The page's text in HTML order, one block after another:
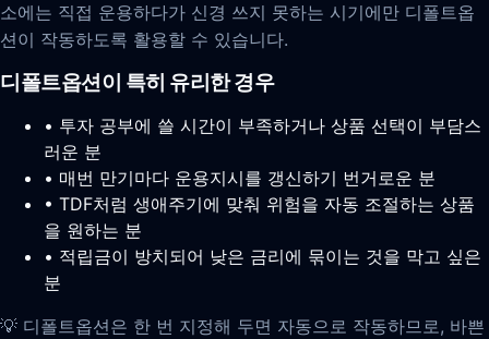
소에는 직접 운용하다가 신경 쓰지 못하는 시기에만 디폴트옵
션이 작동하도록 활용할 수 있습니다.
디폴트옵션이 특히 유리한 경우
• 투자 공부에 쓸 시간이 부족하거나 상품 선택이 부담스
러운 분
• 매번 만기마다 운용지시를 갱신하기 번거로운 분
• TDF처럼 생애주기에 맞춰 위험을 자동 조절하는 상품
을 원하는 분
• 적립금이 방치되어 낮은 금리에 묶이는 것을 막고 싶은
분
💡 디폴트옵션은 한 번 지정해 두면 자동으로 작동하므로, 바쁜